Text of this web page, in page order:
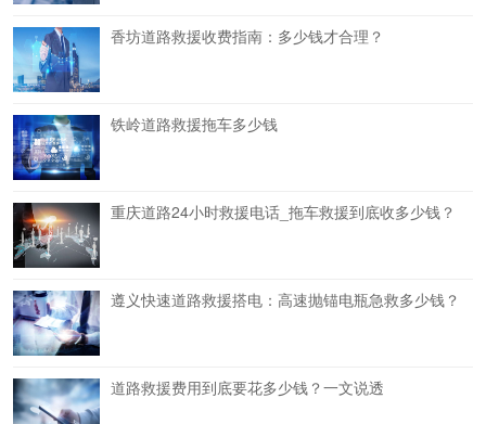
香坊道路救援收费指南：多少钱才合理？
铁岭道路救援拖车多少钱
重庆道路24小时救援电话_拖车救援到底收多少钱？
遵义快速道路救援搭电：高速抛锚电瓶急救多少钱？
道路救援费用到底要花多少钱？一文说透